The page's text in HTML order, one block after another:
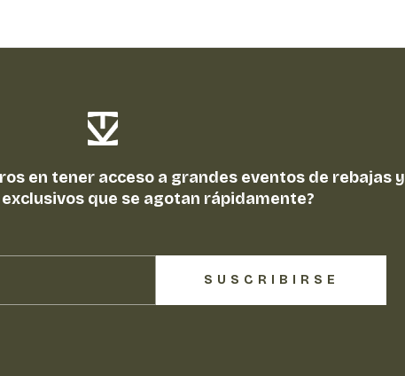
en tener acceso a grandes eventos de rebajas y
que se agotan rápidamente?
SUSCRIBIRSE